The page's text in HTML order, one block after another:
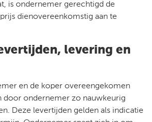
is ondernemer gerechtigd de
dienovereenkomstig aan te
levering en
en de koper overeengekomen
door ondernemer zo nauwkeurig
Deze levertijden gelden als indicatie